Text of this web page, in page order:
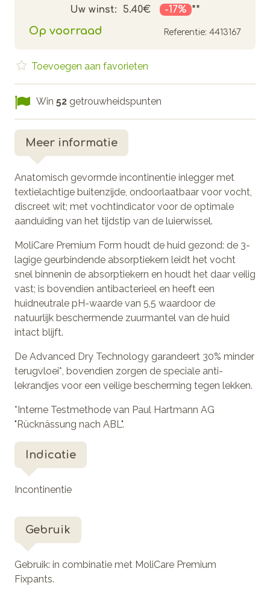
Uw winst: 5.40€ -17% **
Op voorraad Referentie: 4413167
Toevoegen aan favorieten
Win 52 getrouwheidspunten
Meer informatie
Anatomisch gevormde incontinentie inlegger met
textielachtige buitenzijde, ondoorlaatbaar voor vocht,
discreet wit; met vochtindicator voor de optimale
aanduiding van het tijdstip van de luierwissel.
MoliCare Premium Form houdt de huid gezond: de 3-
lagige geurbindende absorptiekern leidt het vocht
snel binnenin de absorptiekern en houdt het daar veilig
vast; is bovendien antibacterieel en heeft een
huidneutrale pH-waarde van 5,5 waardoor de
natuurlijk beschermende zuurmantel van de huid
intact blijft.
De Advanced Dry Technology garandeert 30% minder
terugvloei*, bovendien zorgen de speciale anti-
lekrandjes voor een veilige bescherming tegen lekken.
*Interne Testmethode van Paul Hartmann AG
"Rücknässung nach ABL".
Indicatie
Incontinentie
Gebruik
Gebruik: in combinatie met MoliCare Premium
Fixpants.